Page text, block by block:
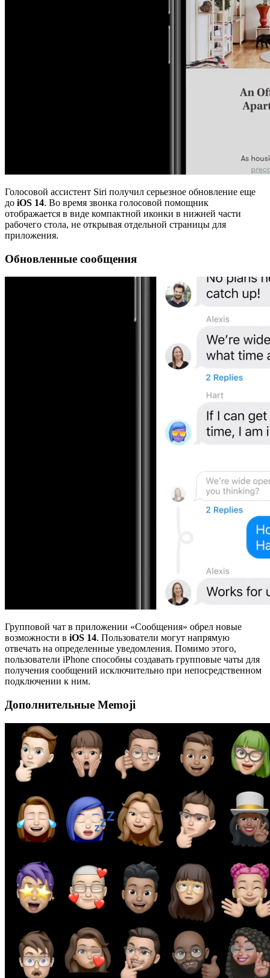
Голосовой ассистент Siri получил серьезное обновление еще
до iOS 14. Во время звонка голосовой помощник
отображается в виде компактной иконки в нижней части
рабочего стола, не открывая отдельной страницы для
приложения.
Обновленные сообщения
Групповой чат в приложении «Сообщения» обрел новые
возможности в iOS 14. Пользователи могут напрямую
отвечать на определенные уведомления. Помимо этого,
пользователи iPhone способны создавать групповые чаты для
получения сообщений исключительно при непосредственном
подключении к ним.
Дополнительные Memoji